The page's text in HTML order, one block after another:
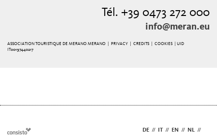
Tél. +39 0473 272 000
info@meran.eu
ASSOCIATION TOURISTIQUE DE MERANO MERANO | PRIVACY |CREDITS |COOKIES
| UID
IT00197440217
DE // IT // EN // NL //